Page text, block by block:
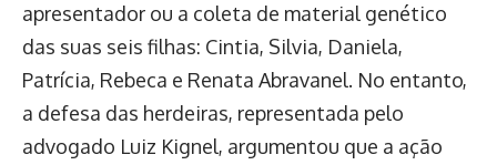
apresentador ou a coleta de material genético
das suas seis filhas: Cintia, Silvia, Daniela,
Patrícia, Rebeca e Renata Abravanel. No entanto,
a defesa das herdeiras, representada pelo
advogado Luiz Kignel, argumentou que a ação